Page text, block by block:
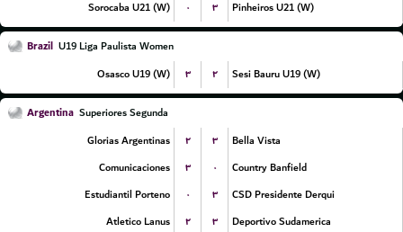
Sorocaba U21 (W)
۰ ۳ Pinheiros U21 (W)
Brazil U19 Liga Paulista Women
Osasco U19 (W)
۳ ۲ Sesi Bauru U19 (W)
Argentina Superiores Segunda
Glorias Argentinas
۲ ۳
Bella Vista
Comunicaciones
۳ ۰
Country Banfield
Estudiantil Porteno
۰ ۳
CSD Presidente Derqui
Atletico Lanus
۲ ۳
Deportivo Sudamerica